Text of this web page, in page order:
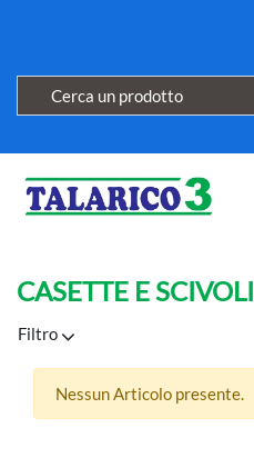
CASETTE E SCIVOLI
Filtro
Nessun Articolo presente.